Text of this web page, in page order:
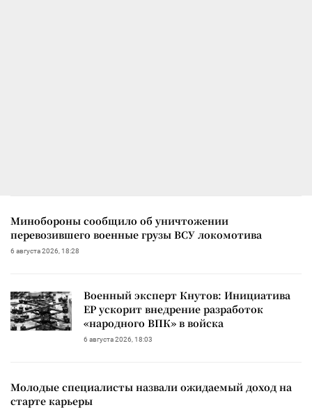
Минобороны сообщило об уничтожении
перевозившего военные грузы ВСУ локомотива
6 августа 2026, 18:28
Военный эксперт Кнутов: Инициатива
ЕР ускорит внедрение разработок
«народного ВПК» в войска
6 августа 2026, 18:03
Молодые специалисты назвали ожидаемый доход на
старте карьеры